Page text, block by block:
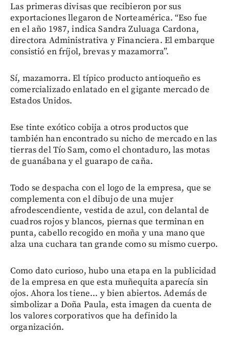
Las primeras divisas que recibieron por sus
exportaciones llegaron de Norteamérica. “Eso fue
en el año 1987, indica Sandra Zuluaga Cardona,
directora Administrativa y Financiera. El embarque
consistió en fríjol, brevas y mazamorra”.
Sí, mazamorra. El típico producto antioqueño es
comercializado enlatado en el gigante mercado de
Estados Unidos.
Ese tinte exótico cobija a otros productos que
también han encontrado su nicho de mercado en las
tierras del Tío Sam, como el chontaduro, las motas
de guanábana y el guarapo de caña.
Todo se despacha con el logo de la empresa, que se
complementa con el dibujo de una mujer
afrodescendiente, vestida de azul, con delantal de
cuadros rojos y blancos, piernas que terminan en
punta, cabello recogido en moña y una mano que
alza una cuchara tan grande como su mismo cuerpo.
Como dato curioso, hubo una etapa en la publicidad
de la empresa en que esta muñequita aparecía sin
ojos. Ahora los tiene... y bien abiertos. Además de
simbolizar a Doña Paula, esta imagen da cuenta de
los valores corporativos que ha definido la
organización.